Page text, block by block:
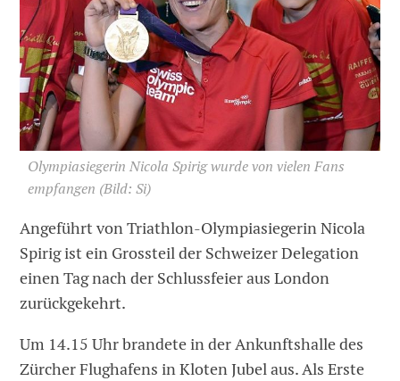
Olympiasiegerin Nicola Spirig wurde von vielen Fans
empfangen (Bild: Si)
Angeführt von Triathlon-Olympiasiegerin Nicola
Spirig ist ein Grossteil der Schweizer Delegation
einen Tag nach der Schlussfeier aus London
zurückgekehrt.
Um 14.15 Uhr brandete in der Ankunftshalle des
Zürcher Flughafens in Kloten Jubel aus. Als Erste